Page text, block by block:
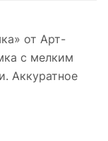
от Арт-
с мелким
Аккуратное